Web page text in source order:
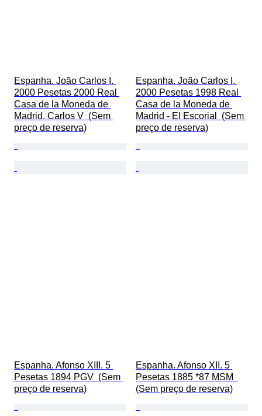
Espanha. João Carlos I.
2000 Pesetas 2000 Real
Casa de la Moneda de
Madrid. Carlos V  (Sem
preço de reserva)
Espanha. João Carlos I.
2000 Pesetas 1998 Real
Casa de la Moneda de
Madrid - El Escorial  (Sem
preço de reserva)
Espanha. Afonso XIII. 5
Pesetas 1894 PGV  (Sem
preço de reserva)
Espanha. Afonso XII. 5
Pesetas 1885 *87 MSM
(Sem preço de reserva)